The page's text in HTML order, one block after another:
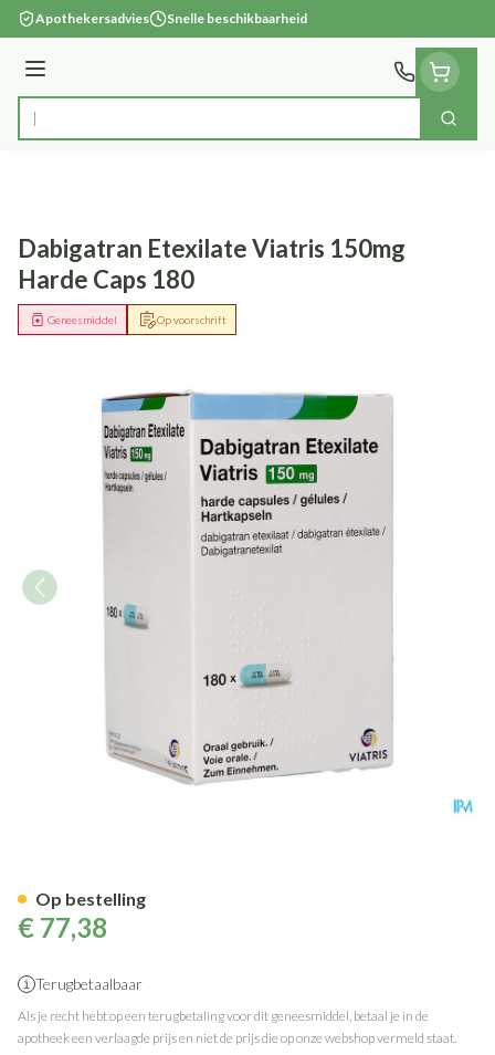
Ga naar de inhoud
Apothekersadvies Snelle beschikbaarheid
Menu
Product, merk, categorie... Zoek
Dabigatran Etexilate Viatris 150mg
Harde Caps 180
Op voorschrift
Geneesmiddel
€ 77,38
Terugbetaalbaar
Als je recht hebt op een terugbetaling voor dit geneesmiddel, betaal je in de
apotheek een verlaagde prijs en niet de prijs die op onze webshop vermeld staat.
Op bestelling